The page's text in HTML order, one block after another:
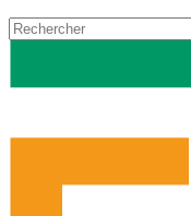
Recherche
pour